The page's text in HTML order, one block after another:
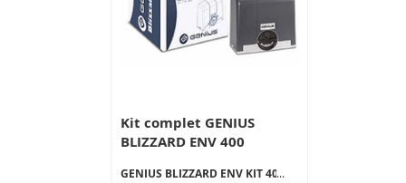
Kit complet GENIUS
BLIZZARD ENV 400
GENIUS BLIZZARD ENV KIT 400